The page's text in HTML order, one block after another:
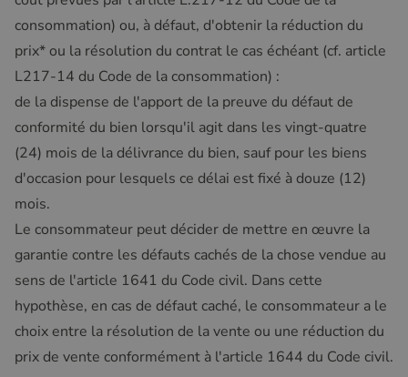
consommation) ou, à défaut, d'obtenir la réduction du
prix* ou la résolution du contrat le cas échéant (cf. article
L217-14 du Code de la consommation) :
de la dispense de l'apport de la preuve du défaut de
conformité du bien lorsqu'il agit dans les vingt-quatre
(24) mois de la délivrance du bien, sauf pour les biens
d'occasion pour lesquels ce délai est fixé à douze (12)
mois.
Le consommateur peut décider de mettre en œuvre la
garantie contre les défauts cachés de la chose vendue au
sens de l'article 1641 du Code civil. Dans cette
hypothèse, en cas de défaut caché, le consommateur a le
choix entre la résolution de la vente ou une réduction du
prix de vente conformément à l'article 1644 du Code civil.